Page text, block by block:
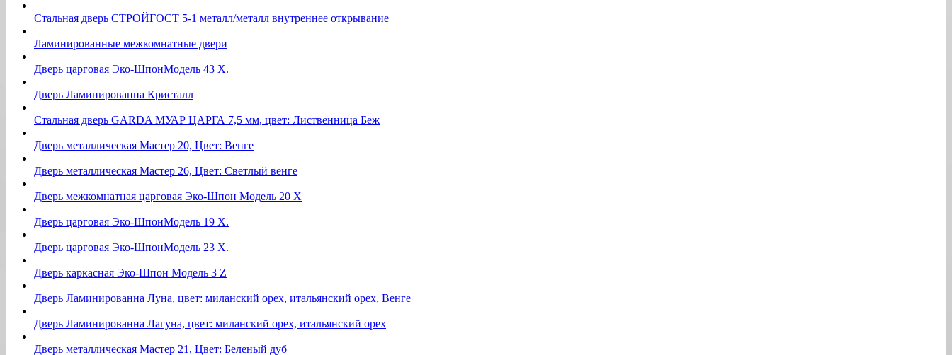
Стальная дверь СТРОЙГОСТ 5-1 металл/металл внутреннее открывание
Ламинированные межкомнатные двери
Дверь царговая Эко-ШпонМодель 43 Х.
Дверь Ламинированна Кристалл
Стальная дверь GARDA МУАР ЦАРГА 7,5 мм, цвет: Лиственница Беж
Дверь металлическая Мастер 20, Цвет: Венге
Дверь металлическая Мастер 26, Цвет: Светлый венге
Дверь межкомнатная царговая Эко-Шпон Модель 20 Х
Дверь царговая Эко-ШпонМодель 19 Х.
Дверь царговая Эко-ШпонМодель 23 Х.
Дверь каркасная Эко-Шпон Модель 3 Z
Дверь Ламинированна Луна, цвет: миланский орех, итальянский орех, Венге
Дверь Ламинированна Лагуна, цвет: миланский орех, итальянский орех
Дверь металлическая Мастер 21, Цвет: Беленый дуб